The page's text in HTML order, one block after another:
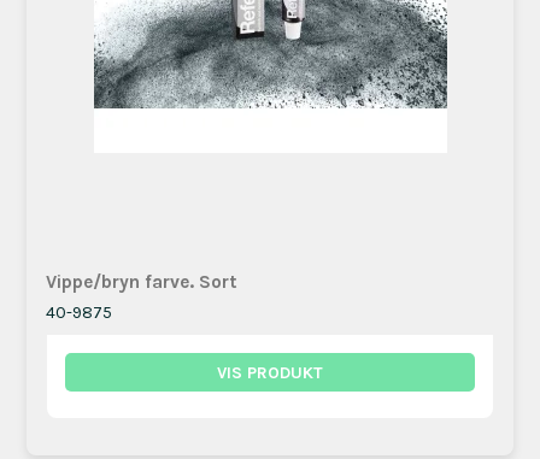
Vippe/bryn farve. Sort
40-9875
VIS PRODUKT